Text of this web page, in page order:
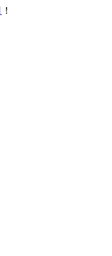
！